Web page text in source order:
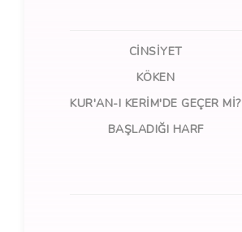
CINSIYET
KÖKEN
KUR'AN-I KERIM'DE GEÇER MI?
BAŞLADIĞI HARF